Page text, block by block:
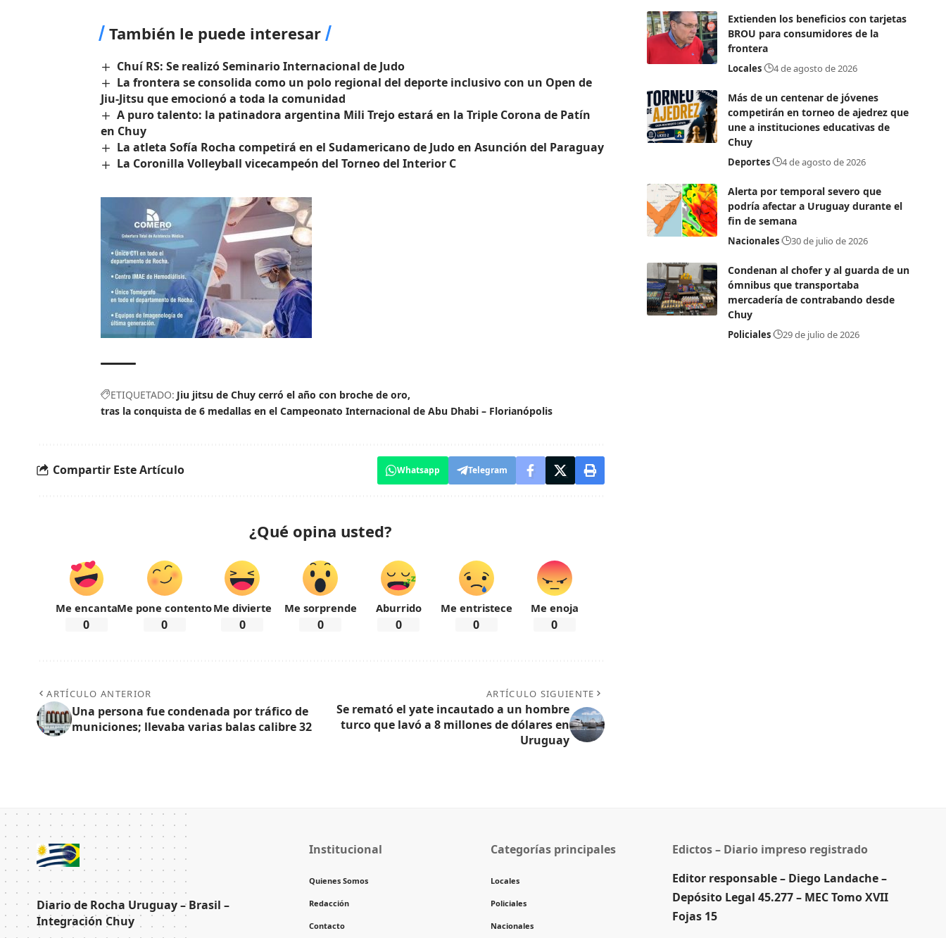
También le puede interesar
Chuí RS: Se realizó Seminario Internacional de Judo
La frontera se consolida como un polo regional del deporte inclusivo con un Open de
Jiu-Jitsu que emocionó a toda la comunidad
A puro talento: la patinadora argentina Mili Trejo estará en la Triple Corona de Patín
en Chuy
La atleta Sofía Rocha competirá en el Sudamericano de Judo en Asunción del Paraguay
La Coronilla Volleyball vicecampeón del Torneo del Interior C
ETIQUETADO: Jiu jitsu de Chuy cerró el año con broche de oro
tras la conquista de 6 medallas en el Campeonato Internacional de Abu Dhabi – Florianópolis
Compartir Este Artículo Whatsapp Telegram
¿Qué opina usted?
Me encanta
0
Me pone contento
0
Me divierte
0
Me sorprende
0
Aburrido
0
Me entristece
0
Me enoja
0
ARTÍCULO ANTERIOR
Una persona fue condenada por tráfico de
municiones; llevaba varias balas calibre 32
ARTÍCULO SIGUIENTE
Se remató el yate incautado a un hombre
turco que lavó a 8 millones de dólares en
Uruguay
Extienden los beneficios con tarjetas
BROU para consumidores de la
frontera
Locales 4 de agosto de 2026
Más de un centenar de jóvenes
competirán en torneo de ajedrez que
une a instituciones educativas de
Chuy
Deportes 4 de agosto de 2026
Alerta por temporal severo que
podría afectar a Uruguay durante el
fin de semana
Nacionales 30 de julio de 2026
Condenan al chofer y al guarda de un
ómnibus que transportaba
mercadería de contrabando desde
Chuy
Policiales 29 de julio de 2026
Diario de Rocha Uruguay – Brasil –
Integración Chuy
Institucional
Quienes Somos
Redacción
Contacto
Categorías principales
Locales
Policiales
Nacionales
Edictos – Diario impreso registrado
Editor responsable – Diego Landache –
Depósito Legal 45.277 – MEC Tomo XVII
Fojas 15